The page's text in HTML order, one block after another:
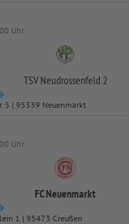
Uhr
TSV Neudrossenfeld 2
5 | 95339 Neuenmarkt
Uhr
FC Neuenmarkt
1 | 95473 Creußen